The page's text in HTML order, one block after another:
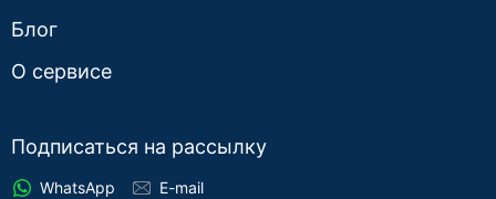
Блог
О сервисе
Подписаться на рассылку
WhatsApp E-mail